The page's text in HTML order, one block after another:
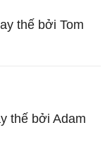
thế bởi Tom
thế bởi Adam